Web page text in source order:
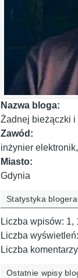
Nazwa bloga:
Żadnej bieżączki i
Zawód:
inżynier
Miasto:
Gdynia
Statystyka blogera
Liczba wpisów: 1,
Liczba wyświetleń:
Liczba
Ostatnie wpisy